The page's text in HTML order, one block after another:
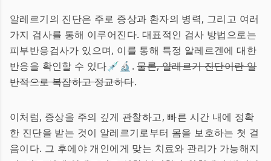
알레르기의 진단은 주로 증상과 환자의 병력, 그리고 여러
가지 검사를 통해 이루어진다. 대표적인 검사 방법으로는
피부반응검사가 있으며, 이를 통해 특정 알레르겐에 대한
반응을 확인할 수 있다💉🔬.물론, 알레르기 진단이란 일
반적으로 복잡하고 정교하다.
이처럼, 증상을 주의 깊게 관찰하고, 빠른 시간 내에 정확
한 진단을 받는 것이 알레르기로부터 몸을 보호하는 첫 걸
음이다. 그 후에야 개인에게 맞는 치료와 관리가 가능해지